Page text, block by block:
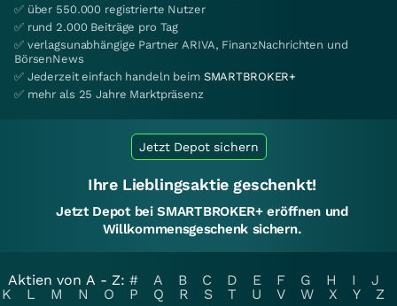
✅ über 550.000 registrierte Nutzer
✅ rund 2.000 Beiträge pro Tag
✅ verlagsunabhängige Partner ARIVA, FinanzNachrichten und
BörsenNews
✅ Jederzeit einfach handeln beim SMARTBROKER+
✅ mehr als 25 Jahre Marktpräsenz
Jetzt Depot sichern
Ihre Lieblingsaktie geschenkt!
Jetzt Depot bei SMARTBROKER+ eröffnen und
Willkommensgeschenk sichern.
Aktien von A - Z: # A B C D E F G H I
J
K
L M N O P Q R S T U V W X Y
Z